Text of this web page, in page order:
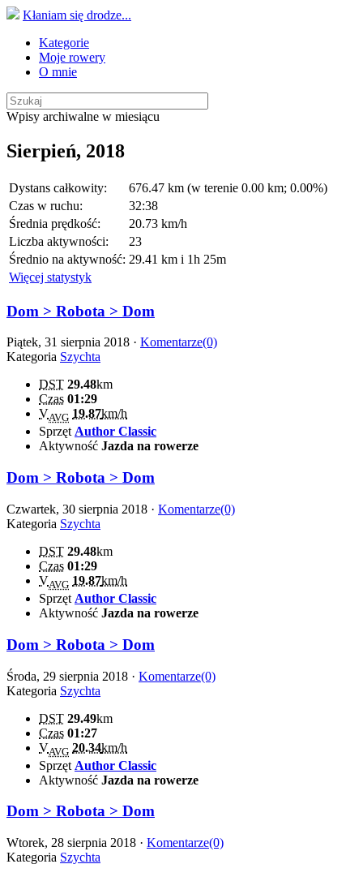
Kłaniam się drodze...
Kategorie
Moje rowery
O mnie
Wpisy archiwalne w miesiącu
Sierpień, 2018
Dystans całkowity:
676.47 km (w terenie 0.00 km; 0.00%)
Czas w ruchu:
32:38
Średnia prędkość:
20.73 km/h
Liczba aktywności:
23
Średnio na aktywność: 29.41 km i 1h 25m
Więcej statystyk
Dom > Robota > Dom
Piątek, 31 sierpnia 2018 · Komentarze(0)
Kategoria Szychta
DST 29.48km
Czas 01:29
VAVG 19.87km/h
SprzętAuthor Classic
Aktywność Jazda na rowerze
Dom > Robota > Dom
Czwartek, 30 sierpnia 2018 · Komentarze(0)
Kategoria Szychta
DST 29.48km
Czas 01:29
VAVG 19.87km/h
Sprzęt Author Classic
Aktywność Jazda na rowerze
Dom > Robota > Dom
Środa, 29 sierpnia 2018 · Komentarze(0)
Kategoria Szychta
DST 29.49km
Czas 01:27
VAVG 20.34km/h
Sprzęt Author Classic
Aktywność Jazda na rowerze
Dom > Robota > Dom
Wtorek, 28 sierpnia 2018 · Komentarze(0)
Kategoria Szychta